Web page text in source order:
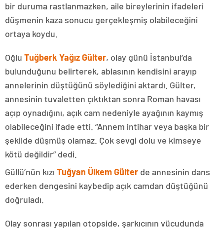
bir duruma rastlanmazken, aile bireylerinin ifadeleri
düşmenin kaza sonucu gerçekleşmiş olabileceğini
ortaya koydu.
Oğlu Tuğberk Yağız Gülter, olay günü İstanbul’da
bulunduğunu belirterek, ablasının kendisini arayıp
annelerinin düştüğünü söylediğini aktardı. Gülter,
annesinin tuvaletten çıktıktan sonra Roman havası
açıp oynadığını, açık cam nedeniyle ayağının kaymış
olabileceğini ifade etti. “Annem intihar veya başka bir
şekilde düşmüş olamaz. Çok sevgi dolu ve kimseye
kötü değildir” dedi.
Güllü’nün kızı Tuğyan Ülkem Gülter de annesinin dans
ederken dengesini kaybedip açık camdan düştüğünü
doğruladı.
Olay sonrası yapılan otopside, şarkıcının vücudunda